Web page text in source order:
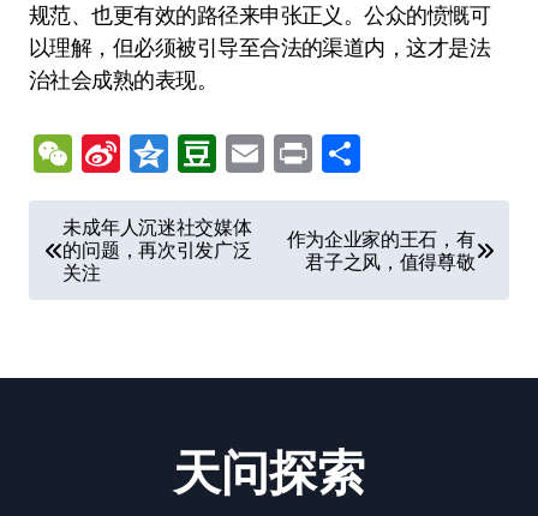
规范、也更有效的路径来申张正义。公众的愤慨可
以理解，但必须被引导至合法的渠道内，这才是法
治社会成熟的表现。
WeChat
Sina
Weibo
QzoneDouban
Email
Print
享
章
导
未成年人沉迷社交媒体
的问题，再次引发广泛
关注
作为企业家的王石，有
君子之风，值得尊敬
天问探索